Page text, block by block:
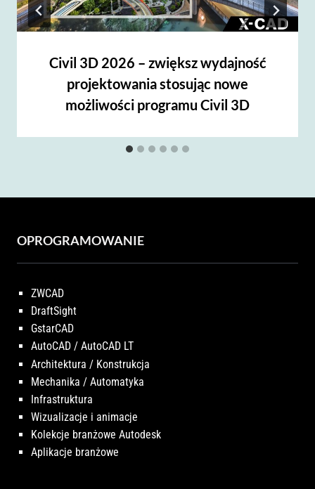
Civil 3D 2026 – zwiększ wydajność
projektowania stosując nowe
możliwości programu Civil 3D
OPROGRAMOWANIE
ZWCAD
DraftSight
GstarCAD
AutoCAD / AutoCAD LT
Architektura / Konstrukcja
Mechanika / Automatyka
Infrastruktura
Wizualizacje i animacje
Kolekcje branżowe Autodesk
Aplikacje branżowe